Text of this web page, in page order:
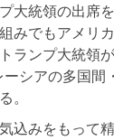
大統領の出席
みでもアメリ
ランプ大統領
シアの多国間
。
込みをもって